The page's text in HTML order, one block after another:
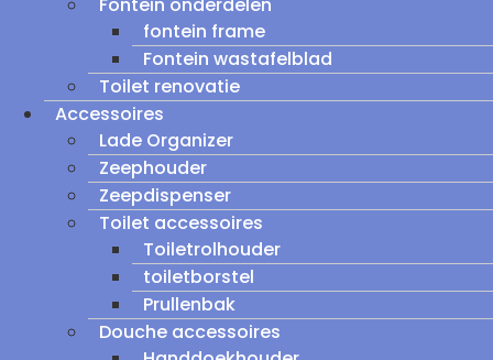
fontein frame
Fontein wastafelblad
Toilet renovatie
Accessoires
Lade Organizer
Zeephouder
Zeepdispenser
Toilet accessoires
Toiletrolhouder
toiletborstel
Prullenbak
Douche accessoires